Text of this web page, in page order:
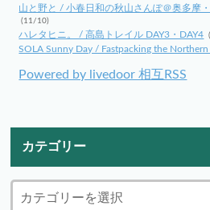
山と野と / 小春日和の秋山さんぽ＠奥多摩
(11/10)
ハレタヒニ。 / 高島トレイル DAY3・DAY4
SOLA Sunny Day / Fastpacking the
Powered by livedoor 相互RSS
カテゴリー